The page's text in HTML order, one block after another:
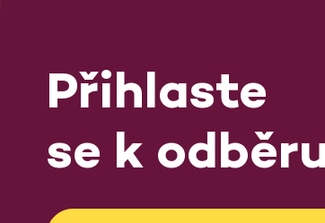
Přihlaste
se k